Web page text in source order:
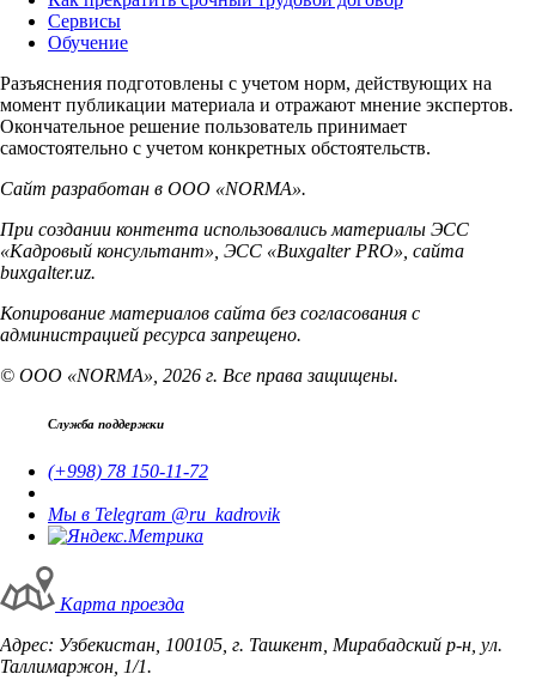
Сервисы
Обучение
Разъяснения подготовлены с учетом норм, действующих на
момент публикации материала и отражают мнение экспертов.
Окончательное решение пользователь принимает
самостоятельно с учетом конкретных обстоятельств.
Сайт разработан в ООО «NORMA».
При создании контента использовались материалы ЭСС
«Кадровый консультант», ЭСС «Buxgalter PRO», сайта
buxgalter.uz.
Копирование материалов сайта без согласования с
администрацией ресурса запрещено.
© ООО «NORMA», 2026 г. Все права защищены.
Служба поддержки
(+998) 78 150-11-72
Мы в Telegram @ru_kadrovik
Карта проезда
Адрес: Узбекистан, 100105, г. Ташкент, Мирабадский р-н, ул.
Таллимаржон, 1/1.